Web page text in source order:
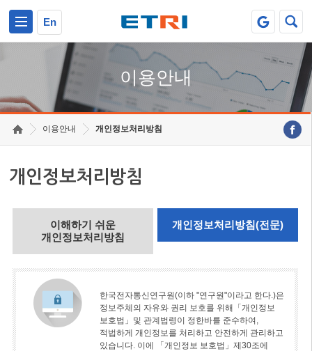
En
이용안내
이용안내 개인정보처리방침
개인정보처리방침
이해하기 쉬운
개인정보처리방침
개인정보처리방침(전문)
한국전자통신연구원(이하 "연구원"이라고 한다.)은
정보주체의 자유와 권리 보호를 위해「개인정보
보호법」및 관계법령이 정한바를 준수하여,
적법하게 개인정보를 처리하고 안전하게 관리하고
있습니다. 이에 「개인정보 보호법」제30조에